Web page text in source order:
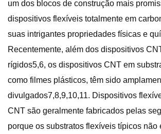
um dos blocos de construção mais
dispositivos flexíveis totalmente em
suas intrigantes propriedades físicas e
Recentemente, além dos dispositivos
rígidos5,6, os dispositivos CNT em
como filmes plásticos, têm sido
divulgados7,8,9,10,11. Dispositivos
CNT são geralmente fabricados pelas
porque os substratos flexíveis típicos não